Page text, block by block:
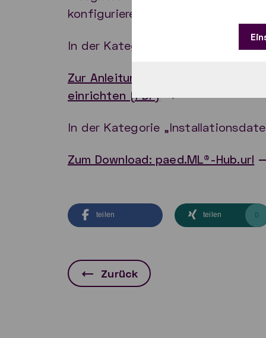
konfigurieren. Diese Schritte sind
In der Kategorie „How To“
Zur Anleitung: paed.ML®-Hub als
einrichten (PDF)
In der Kategorie
Zum Download: paed.ML®-Hub.url
teilen teilen 0
Zurück